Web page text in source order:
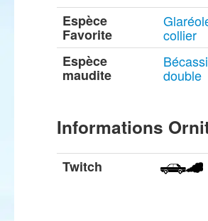
Espèce
Favorite
collier
Espèce
maudite double
Informations
Twitch